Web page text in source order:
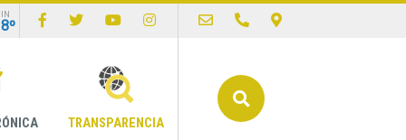
TRANSPARENCIA